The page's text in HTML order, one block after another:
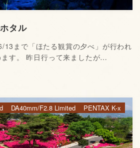
タル
13まで「ほたる観賞の夕べ」が行われ
す。 昨日行って来ましたが…
DA40mm/F2.8 Limited PENTAX K-x